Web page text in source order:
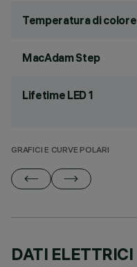
Temperatura di colore
MacAdam Step
Lifetime LED 1
GRAFICI E CURVE POLARI
DATI ELETTRICI